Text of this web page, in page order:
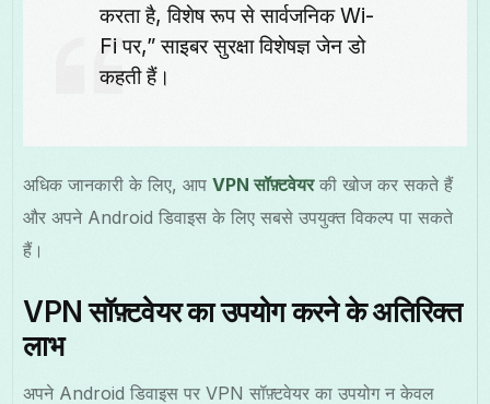
करता है, विशेष रूप से सार्वजनिक Wi-
Fi पर,” साइबर सुरक्षा विशेषज्ञ जेन डो
कहती हैं।
अधिक जानकारी के लिए, आपVPN सॉफ़्टवेयरकी खोज कर सकते हैं
और अपने Android डिवाइस के लिए सबसे उपयुक्त विकल्प पा सकते
हैं।
VPN सॉफ़्टवेयर का उपयोग करने के अतिरिक्त
लाभ
अपने Android डिवाइस पर VPN सॉफ़्टवेयर का उपयोग न केवल